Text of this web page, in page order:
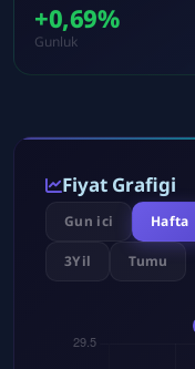
+0,69%
Gunluk
Fiyat Grafigi
Gun ici Hafta
3Yil Tumu